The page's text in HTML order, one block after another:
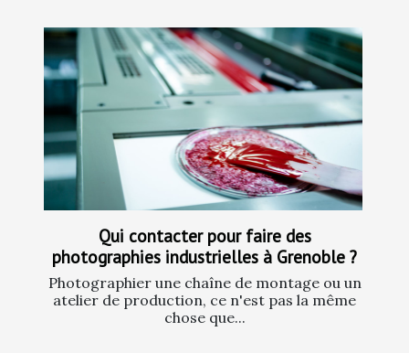
Qui contacter pour faire des
photographies industrielles à Grenoble ?
Photographier une chaîne de montage ou un
atelier de production, ce n'est pas la même
chose que...